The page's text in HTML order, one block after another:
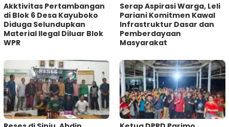
Akktivitas Pertambangan
di Blok 6 Desa Kayuboko
Diduga Selundupkan
Material Ilegal Diluar Blok
WPR
Serap Aspirasi Warga, Leli
Pariani Komitmen Kawal
Infrastruktur Dasar dan
Pemberdayaan
Masyarakat